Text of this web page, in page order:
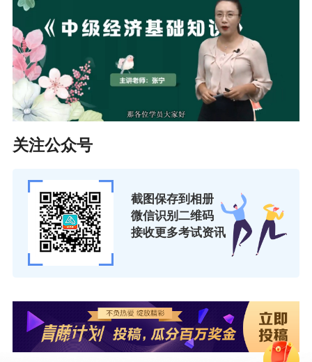
关注公众号
截图保存到相册
微信识别二维码
接收更多考试资讯